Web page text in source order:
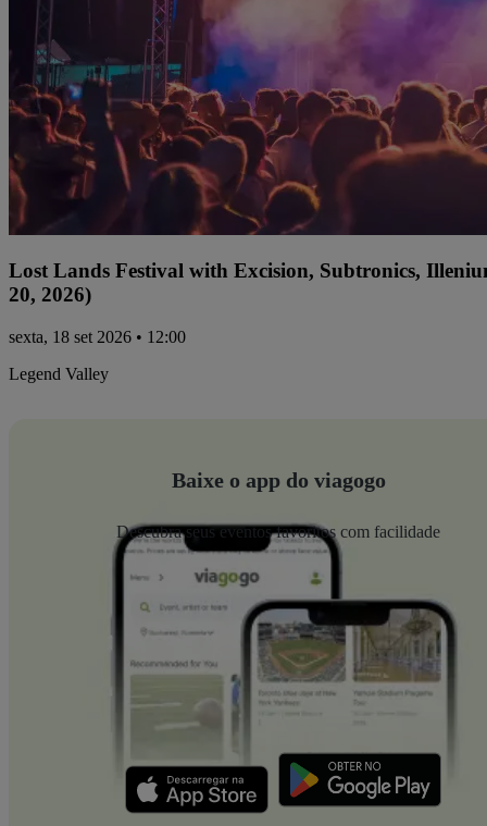
Lost Lands Festival with Excision, Subtronics,
20, 2026)
sexta, 18 set 2026 • 12:00
Legend Valley
Baixe o app do viagogo
Descubra seus eventos favoritos com facilidade